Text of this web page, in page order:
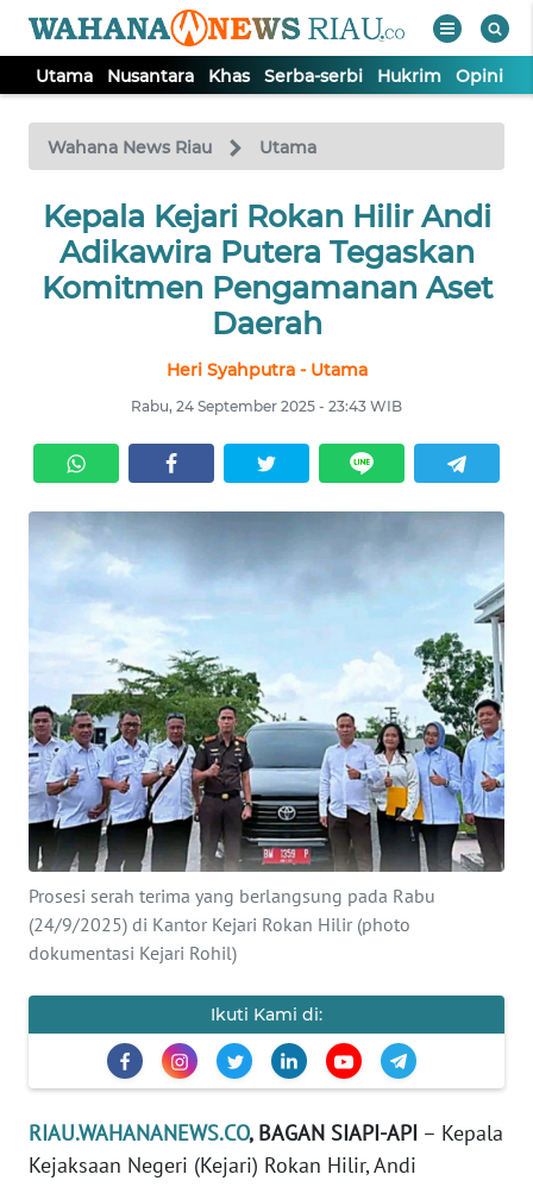
Utama Nusantara Khas Serba-serbi Hukrim Opini
Wahana News Riau Utama
Kepala Kejari Rokan Hilir Andi
Adikawira Putera Tegaskan
Komitmen Pengamanan Aset
Daerah
Heri Syahputra - Utama
Rabu, 24 September 2025 - 23:43 WIB
Prosesi serah terima yang berlangsung pada Rabu
(24/9/2025) di Kantor Kejari Rokan Hilir (photo
dokumentasi Kejari Rohil)
Ikuti Kami di:
RIAU.WAHANANEWS.CO, BAGAN SIAPI-API – Kepala
Kejaksaan Negeri (Kejari) Rokan Hilir, Andi
TV
Tutup
UTAMA
NUSANTARA
SERBI
HUKRIM
OPINI
PERISTIWA
Informasi
INDEKS
BERITA
KONTAK
KAMI
INFO
IKLAN
MEDIA
SIBER